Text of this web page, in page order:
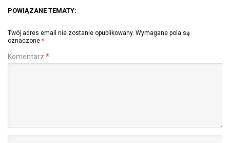
POWIĄZANE TEMATY:
Twój adres email nie zostanie opublikowany. Wymagane pola są
oznaczone *
Komentarz *